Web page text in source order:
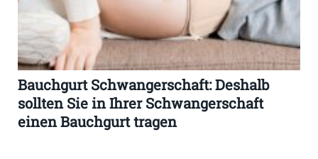
Bauchgurt Schwangerschaft: Deshalb
sollten Sie in Ihrer Schwangerschaft
einen Bauchgurt tragen